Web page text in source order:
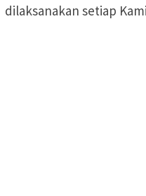
dilaksanakan setiap